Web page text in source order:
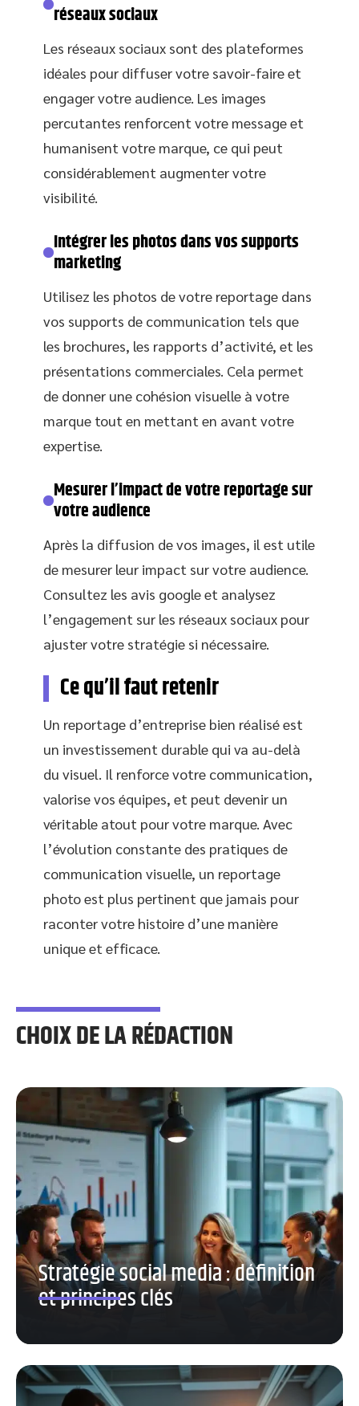
réseaux sociaux
Les réseaux sociaux sont des plateformes
idéales pour diffuser votre savoir-faire et
engager votre audience. Les images
percutantes renforcent votre message et
humanisent votre marque, ce qui peut
considérablement augmenter votre
visibilité.
Intégrer les photos dans vos supports
marketing
Utilisez les photos de votre reportage dans
vos supports de communication tels que
les brochures, les rapports d’activité, et les
présentations commerciales. Cela permet
de donner une cohésion visuelle à votre
marque tout en mettant en avant votre
expertise.
Mesurer l’impact de votre reportage sur
votre audience
Après la diffusion de vos images, il est utile
de mesurer leur impact sur votre audience.
Consultez les avis google et analysez
l’engagement sur les réseaux sociaux pour
ajuster votre stratégie si nécessaire.
Ce qu’il faut retenir
Un reportage d’entreprise bien réalisé est
un investissement durable qui va au-delà
du visuel. Il renforce votre communication,
valorise vos équipes, et peut devenir un
véritable atout pour votre marque. Avec
l’évolution constante des pratiques de
communication visuelle, un reportage
photo est plus pertinent que jamais pour
raconter votre histoire d’une manière
unique et efficace.
CHOIX DE LA RÉDACTION
Stratégie social media : définition
et principes clés